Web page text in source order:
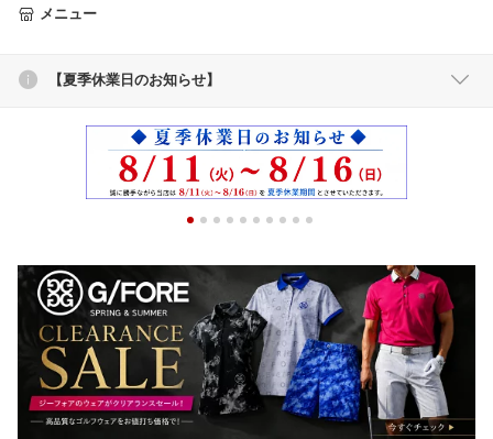
メニュー
【夏季休業日のお知らせ】